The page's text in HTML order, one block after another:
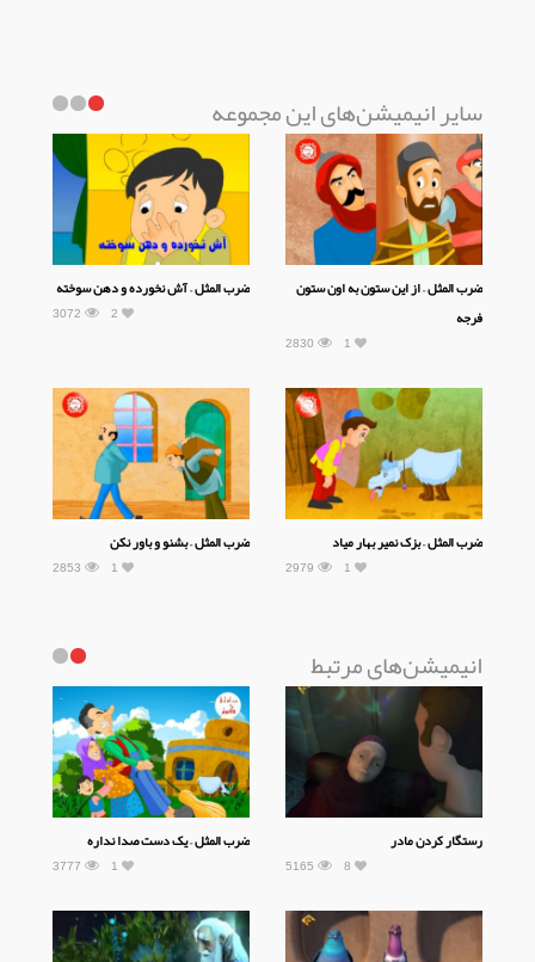
سایر انیمیشن‌های این مجموعه
ضرب المثل – از این ستون به اون ستون
فرجه
2830 1
ضرب المثل – آش نخورده و دهن سوخته
3072 2
ضرب المثل – بزک نمیر بهار میاد
2979 1
ضرب المثل – بشنو و باور نکن
2853 1
انیمیشن‌های مرتبط
رستگار کردن مادر
5165 8
ضرب المثل – یک دست صدا نداره
3777 1